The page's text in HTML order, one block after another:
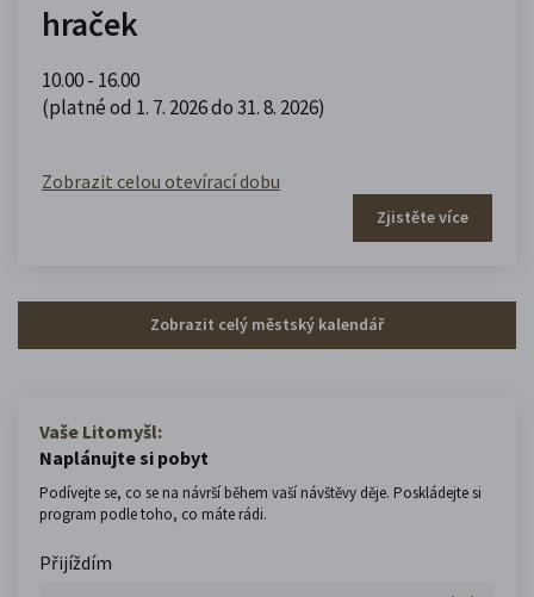
hraček
10.00 - 16.00
(platné od 1. 7. 2026 do 31. 8. 2026)
Zobrazit celou otevírací dobu
Zjistěte více
Zobrazit celý městský kalendář
Vaše Litomyšl:
Naplánujte si pobyt
Podívejte se, co se na návrší během vaší návštěvy děje. Poskládejte si
program podle toho, co máte rádi.
Přijíždím